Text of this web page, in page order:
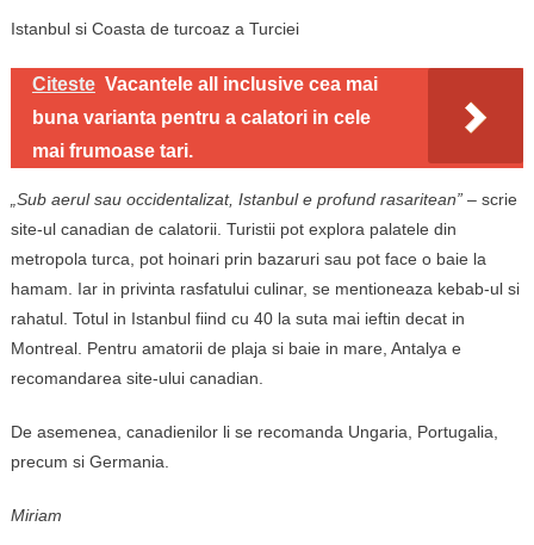
Istanbul si Coasta de turcoaz a Turciei
Citeste Vacantele all inclusive cea mai
buna varianta pentru a calatori in cele
mai frumoase tari.
„Sub aerul sau occidentalizat, Istanbul e profund rasaritean” – scrie
site-ul canadian de calatorii. Turistii pot explora palatele din
metropola turca, pot hoinari prin bazaruri sau pot face o baie la
hamam. Iar in privinta rasfatului culinar, se mentioneaza kebab-ul si
rahatul. Totul in Istanbul fiind cu 40 la suta mai ieftin decat in
Montreal. Pentru amatorii de plaja si baie in mare, Antalya e
recomandarea site-ului canadian.
De asemenea, canadienilor li se recomanda Ungaria, Portugalia,
precum si Germania.
Miriam